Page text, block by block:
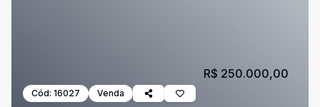
Cód: 16027 Venda
R$ 250.000,00